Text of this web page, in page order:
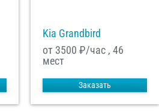
Kia Grandbird
от 3500 ₽/час , 46
мест
Заказать